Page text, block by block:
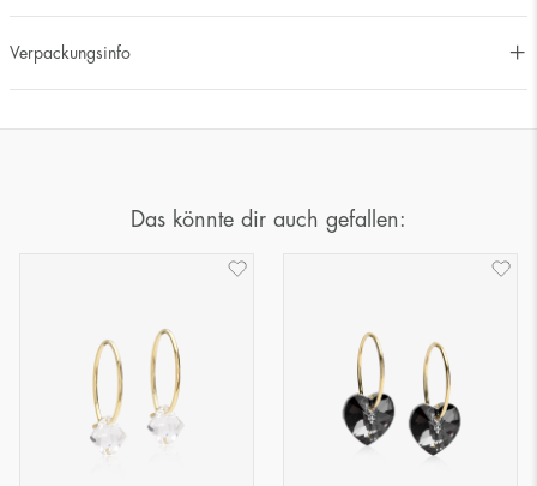
Verpackungsinfo
Das könnte dir auch gefallen: